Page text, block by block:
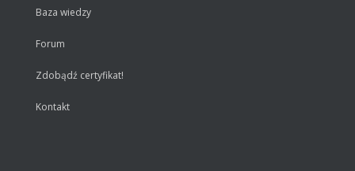
Baza wiedzy
Forum
Zdobądź certyfikat!
Kontakt